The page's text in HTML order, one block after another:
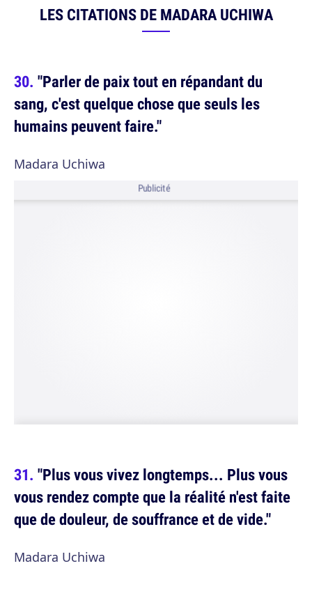
LES CITATIONS DE MADARA UCHIWA
"Parler de paix tout en répandant du
sang, c'est quelque chose que seuls les
humains peuvent faire."
Madara Uchiwa
Publicité
"Plus vous vivez longtemps... Plus vous
vous rendez compte que la réalité n'est faite
que de douleur, de souffrance et de vide."
Madara Uchiwa